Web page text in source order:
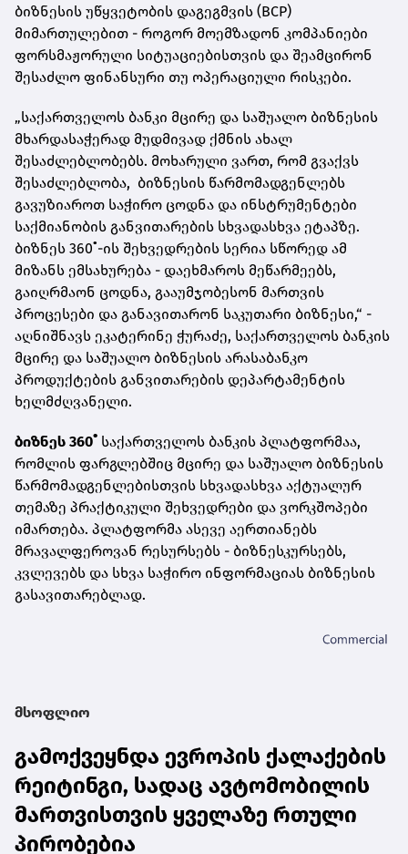
ბიზნესის უწყვეტობის დაგეგმვის (BCP)
მიმართულებით - როგორ მოემზადონ კომპანიები
ფორსმაჟორული სიტუაციებისთვის და შეამცირონ
შესაძლო ფინანსური თუ ოპერაციული რისკები.
„საქართველოს ბანკი მცირე და საშუალო ბიზნესის
მხარდასაჭერად მუდმივად ქმნის ახალ
შესაძლებლობებს. მოხარული ვართ, რომ გვაქვს
შესაძლებლობა, ბიზნესის წარმომადგენლებს
გავუზიაროთ საჭირო ცოდნა და ინსტრუმენტები
საქმიანობის განვითარების სხვადასხვა ეტაპზე.
ბიზნეს 360˚-ის შეხვედრების სერია სწორედ ამ
მიზანს ემსახურება - დაეხმაროს მეწარმეებს,
გაიღრმაონ ცოდნა, გააუმჯობესონ მართვის
პროცესები და განავითარონ საკუთარი ბიზნესი,“ -
აღნიშნავს ეკატერინე ჭურაძე, საქართველოს ბანკის
მცირე და საშუალო ბიზნესის არასაბანკო
პროდუქტების განვითარების დეპარტამენტის
ხელმძღვანელი.
ბიზნეს 360˚ საქართველოს ბანკის პლატფორმაა,
რომლის ფარგლებშიც მცირე და საშუალო ბიზნესის
წარმომადგენლებისთვის სხვადასხვა აქტუალურ
თემაზე პრაქტიკული შეხვედრები და ვორკშოპები
იმართება. პლატფორმა ასევე აერთიანებს
მრავალფეროვან რესურსებს - ბიზნესკურსებს,
კვლევებს და სხვა საჭირო ინფორმაციას ბიზნესის
გასავითარებლად.
მსოფლიო
გამოქვეყნდა ევროპის ქალაქების
რეიტინგი, სადაც ავტომობილის
მართვისთვის ყველაზე რთული
პირობებია